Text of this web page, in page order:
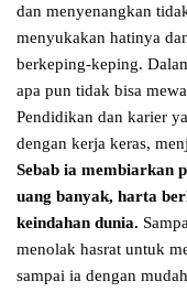
dan menyenangkan
menyukakan hatinya
berkeping-keping.
apa pun tidak bisa
Pendidikan dan karier
dengan kerja keras,
Sebab ia membiarkan
uang banyak, harta
keindahan dunia.
menolak hasrat untuk
sampai ia dengan